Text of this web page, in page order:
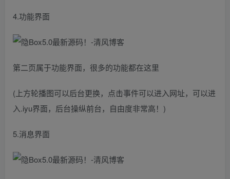
4.功能界面
第二页属于功能界面，很多的功能都在这里
(上方轮播图可以后台更换，点击事件可以进入网址，可以进
入.iyu界面，后台操纵前台，自由度非常高！)
5.消息界面